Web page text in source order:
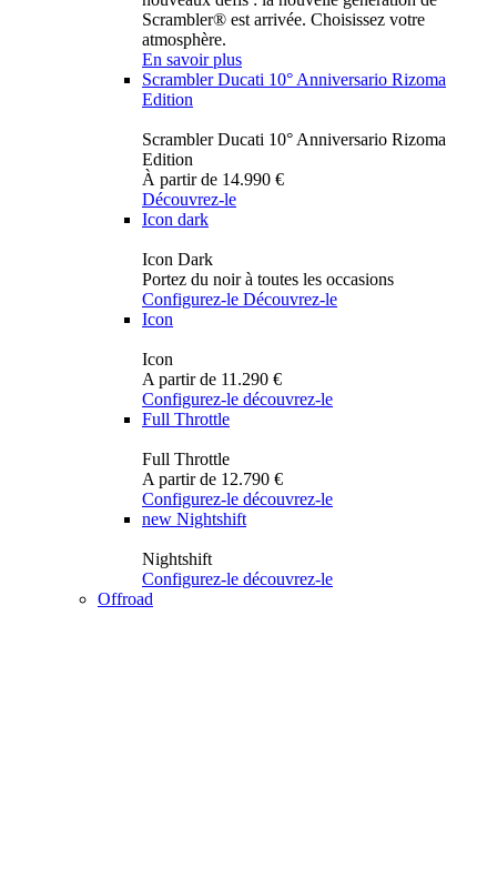
Scrambler® est arrivée. Choisissez votre
atmosphère.
En savoir plus
Scrambler Ducati 10° Anniversario Rizoma
Edition
Scrambler Ducati 10° Anniversario Rizoma
Edition
À partir de 14.990 €
Découvrez-le
Icon dark
Icon Dark
Portez du noir à toutes les occasions
Configurez-le Découvrez-le
Icon
Icon
A partir de 11.290 €
Configurez-le découvrez-le
Full Throttle
Full Throttle
A partir de 12.790 €
Configurez-le découvrez-le
new Nightshift
Nightshift
Configurez-le découvrez-le
Offroad